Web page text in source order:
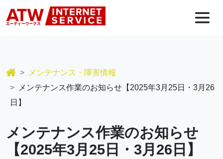
コンテンツへスキップ
メインナビゲーション
メンテナンス・障害情報
メンテナンス作業のお知らせ【2025年3月25日・3月26
日】
メンテナンス作業のお知らせ
【2025年3月25日・3月26日】